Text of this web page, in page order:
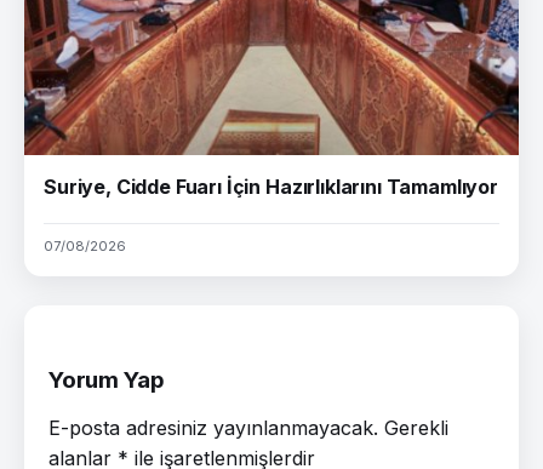
Suriye, Cidde Fuarı İçin Hazırlıklarını Tamamlıyor
07/08/2026
Yorum Yap
E-posta adresiniz yayınlanmayacak. Gerekli
alanlar * ile işaretlenmişlerdir